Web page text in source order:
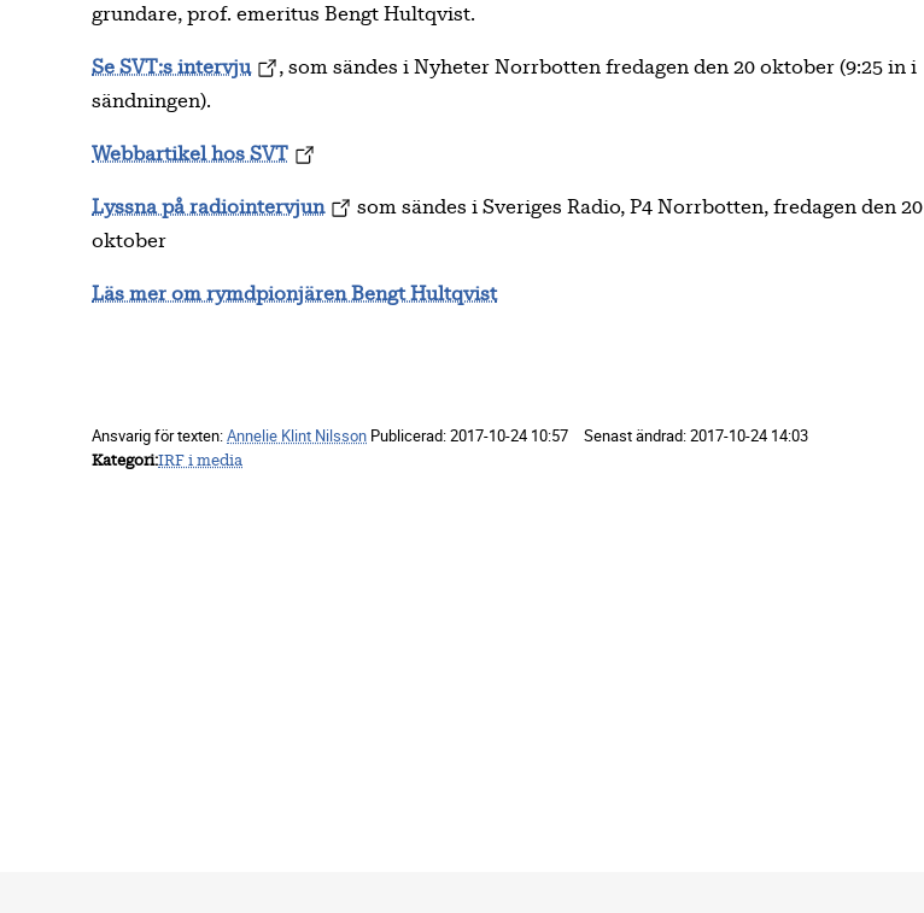
grundare, prof. emeritus Bengt Hultqvist.
Se SVT:s intervju
, som sändes i Nyheter Norrbotten fredagen den 20 oktober (9:25 in i
sändningen).
Webbartikel hos SVT
Lyssna på radiointervjun
som sändes i Sveriges Radio, P4 Norrbotten, fredagen den 20
oktober
Läs mer om rymdpionjären Bengt Hultqvist
Ansvarig för texten:Annelie Klint Nilsson Publicerad:2017-10-24 10:57 Senast ändrad:2017-10-24 14:03
Kategori IRF i media